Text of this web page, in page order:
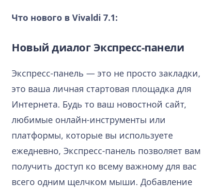
Что нового в Vivaldi 7.1:
Новый диалог Экспресс-панели
Экспресс-панель — это не просто закладки,
это ваша личная стартовая площадка для
Интернета. Будь то ваш новостной сайт,
любимые онлайн-инструменты или
платформы, которые вы используете
ежедневно, Экспресс-панель позволяет вам
получить доступ ко всему важному для вас
всего одним щелчком мыши. Добавление